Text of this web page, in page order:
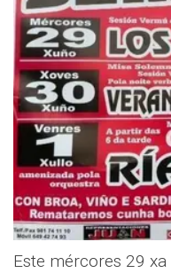
Este mércores 29